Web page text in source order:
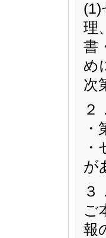
(1)
理
書
め
次
２
が
３
ご
報